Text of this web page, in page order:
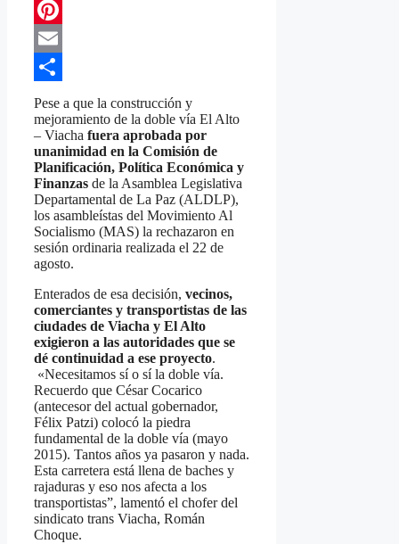
Telegram
Pinterest
Email
Compartir
Pese a que la construcción y
mejoramiento de la doble vía El Alto
– Viacha fuera aprobada por
unanimidad en la Comisión de
Planificación, Política Económica y
Finanzas de la Asamblea Legislativa
Departamental de La Paz (ALDLP),
los asambleístas del Movimiento Al
Socialismo (MAS) la rechazaron en
sesión ordinaria realizada el 22 de
agosto.
Enterados de esa decisión, vecinos,
comerciantes y transportistas de las
ciudades de Viacha y El Alto
exigieron a las autoridades que se
dé continuidad a ese proyecto.
«Necesitamos sí o sí la doble vía.
Recuerdo que César Cocarico
(antecesor del actual gobernador,
Félix Patzi) colocó la piedra
fundamental de la doble vía (mayo
2015). Tantos años ya pasaron y nada.
Esta carretera está llena de baches y
rajaduras y eso nos afecta a los
transportistas”, lamentó el chofer del
sindicato trans Viacha, Román
Choque.